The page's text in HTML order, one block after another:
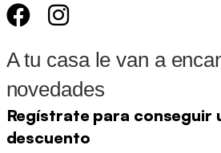
A tu casa le van a
novedades
Regístrate para conseguir
descuento